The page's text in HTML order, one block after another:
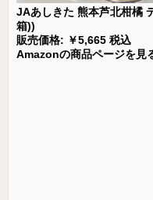
JAあしきた 熊本芦北柑橘
箱))
販売価格: ￥5,665 税込
Amazonの商品ページを